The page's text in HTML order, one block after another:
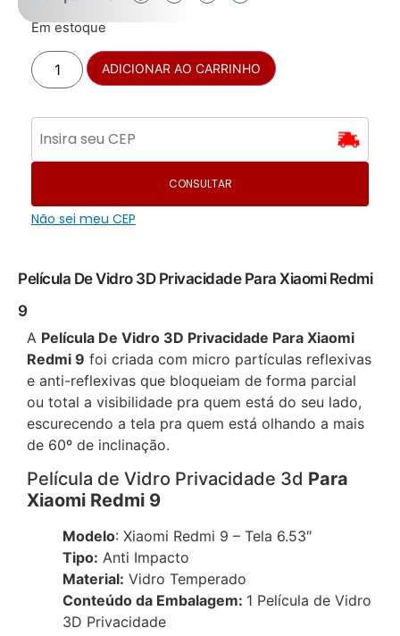
APelícula De Vidro 3D Privacidade Para Xiaomi
Redmi 9foi criada com micro partículas reflexivas
e anti-reflexivas que bloqueiam de forma parcial
ou total a visibilidade pra quem está do seu lado,
escurecendo a tela pra quem está olhando a mais
de 60º de inclinação.
Xiaomi Redmi 9
Modelo: Xiaomi Redmi 9 – Tela 6.53″
Tipo:Anti Impacto
Material:Vidro Temperado
Compartilhe:
Em estoque
ADICIONAR AO CARRINHO